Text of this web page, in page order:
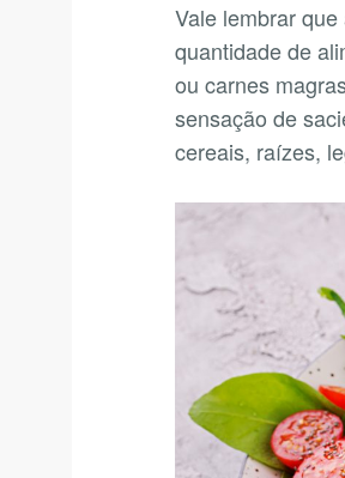
Vale lembrar
quantidade de
ou carnes
sensação de
cereais, raízes,